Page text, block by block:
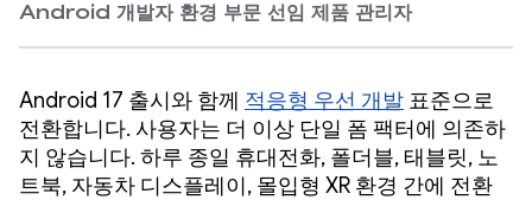
Android 개발자 환경 부문 선임 제품 관리자
Android 17 출시와 함께 적응형 우선 개발 표준으로
전환합니다. 사용자는 더 이상 단일 폼 팩터에 의존하
지 않습니다. 하루 종일 휴대전화, 폴더블, 태블릿, 노
트북, 자동차 디스플레이, 몰입형 XR 환경 간에 전환